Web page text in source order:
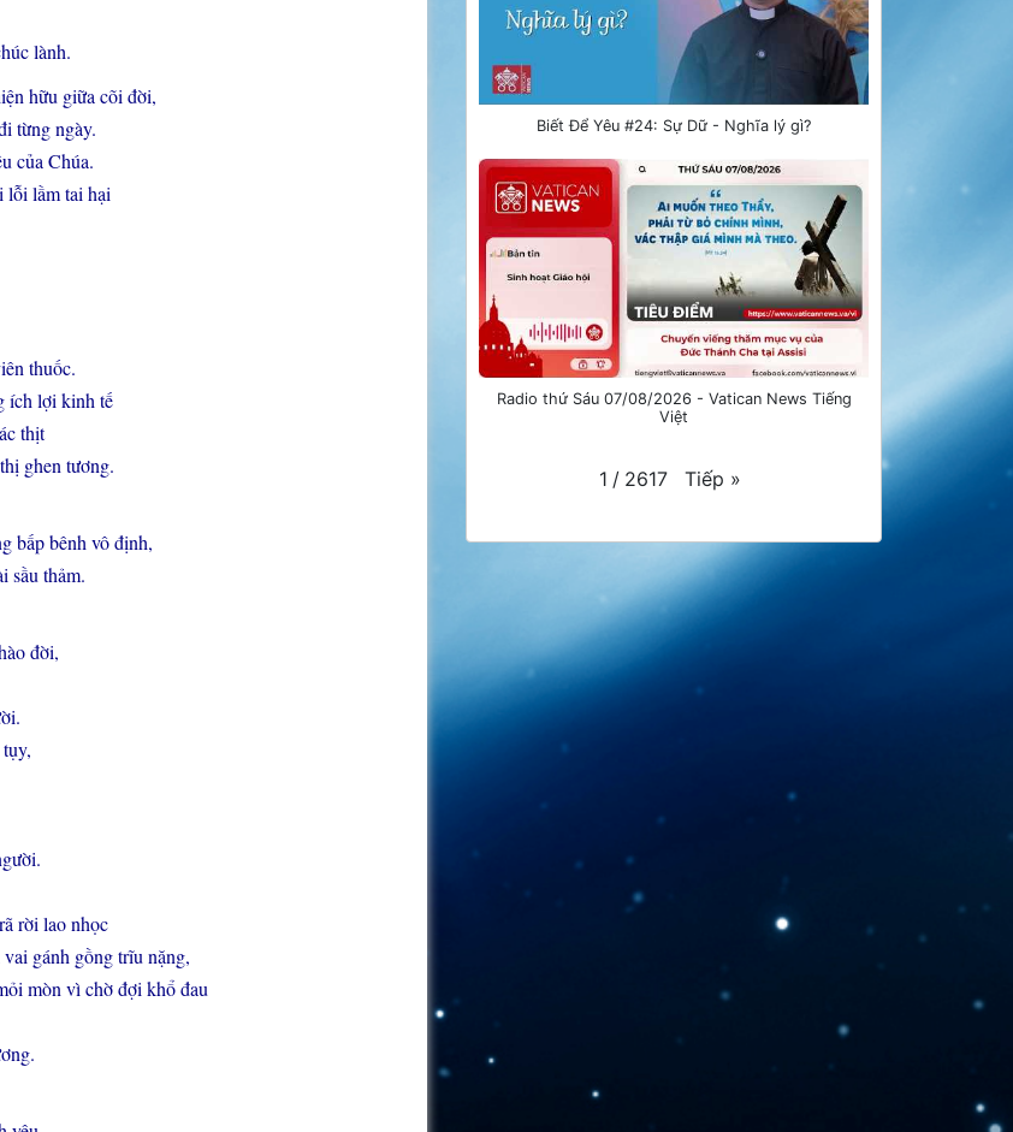
lành.
hữu giữa cõi đời,
từng ngày.
của Chúa.
lỗi lầm tai hại
thuốc.
ích lợi kinh tế
thịt
ghen tương.
bấp bênh vô định,
sầu thảm.
đời,
rời lao nhọc
gánh gồng trĩu nặng,
mòn vì chờ đợi khổ đau
Biết Để Yêu #24: Sự Dữ - Nghĩa lý gì?
Radio thứ Sáu 07/08/2026 - Vatican News Tiếng
Việt
1 / 2617 Tiếp »